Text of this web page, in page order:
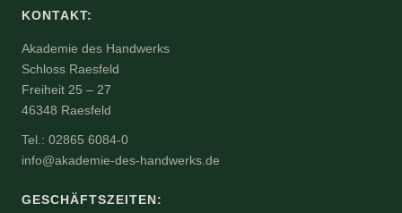
KONTAKT:
Akademie des Handwerks
Schloss Raesfeld
Freiheit 25 – 27
46348 Raesfeld
Tel.: 02865 6084-0
info@akademie-des-handwerks.de
GESCHÄFTSZEITEN: